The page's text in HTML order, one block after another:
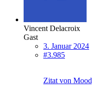
Vincent Delacroix
Gast
3. Januar 2024
#3.985
Zitat von